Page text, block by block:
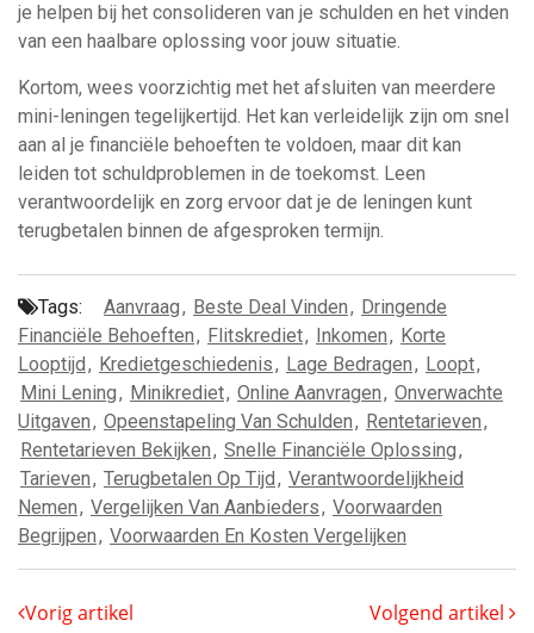
je helpen bij het consolideren van je schulden en het vinden
van een haalbare oplossing voor jouw situatie.
Kortom, wees voorzichtig met het afsluiten van meerdere
mini-leningen tegelijkertijd. Het kan verleidelijk zijn om snel
aan al je financiële behoeften te voldoen, maar dit kan
leiden tot schuldproblemen in de toekomst. Leen
verantwoordelijk en zorg ervoor dat je de leningen kunt
terugbetalen binnen de afgesproken termijn.
Tags: Aanvraag, Beste Deal Vinden, Dringende
Financiële Behoeften, Flitskrediet, Inkomen, Korte
Looptijd, Kredietgeschiedenis, Lage Bedragen, Loopt,
Mini Lening, Minikrediet, Online Aanvragen, Onverwachte
Uitgaven, Opeenstapeling Van Schulden, Rentetarieven,
Rentetarieven Bekijken, Snelle Financiële Oplossing,
Tarieven, Terugbetalen Op Tijd, Verantwoordelijkheid
Nemen, Vergelijken Van Aanbieders, Voorwaarden
Begrijpen, Voorwaarden En Kosten Vergelijken
Vorig artikel Volgend artikel